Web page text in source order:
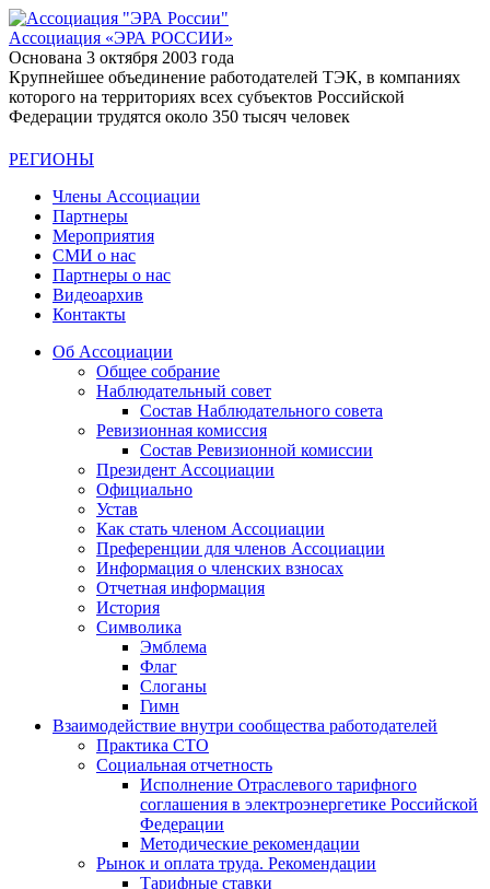
Ассоциация «ЭРА РОССИИ»
Основана 3 октября 2003 года
Крупнейшее объединение работодателей ТЭК, в компаниях
которого на территориях всех субъектов Российской
Федерации трудятся около 350 тысяч человек
РЕГИОНЫ
Члены Ассоциации
Партнеры
Мероприятия
СМИ о нас
Партнеры о нас
Видеоархив
Контакты
Об Ассоциации
Общее собрание
Наблюдательный совет
Состав Наблюдательного совета
Ревизионная комиссия
Состав Ревизионной комиссии
Президент Ассоциации
Официально
Устав
Как стать членом Ассоциации
Преференции для членов Ассоциации
Информация о членских взносах
Отчетная информация
История
Символика
Эмблема
Флаг
Слоганы
Гимн
Взаимодействие внутри сообщества работодателей
Практика СТО
Социальная отчетность
Исполнение Отраслевого тарифного
соглашения в электроэнергетике Российской
Федерации
Методические рекомендации
Рынок и оплата труда. Рекомендации
Тарифные ставки